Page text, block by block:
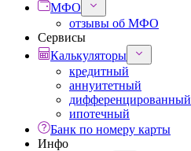
МФО
отзывы об МФО
Сервисы
Калькуляторы
кредитный
аннуитетный
дифференцированный
ипотечный
Банк по номеру карты
Инфо